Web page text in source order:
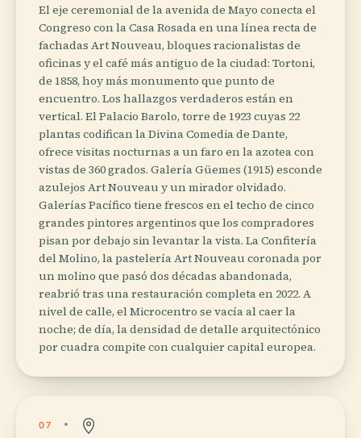
El eje ceremonial de la avenida de Mayo conecta el
Congreso con la Casa Rosada en una línea recta de
fachadas Art Nouveau, bloques racionalistas de
oficinas y el café más antiguo de la ciudad: Tortoni,
de 1858, hoy más monumento que punto de
encuentro. Los hallazgos verdaderos están en
vertical. El Palacio Barolo, torre de 1923 cuyas 22
plantas codifican la Divina Comedia de Dante,
ofrece visitas nocturnas a un faro en la azotea con
vistas de 360 grados. Galería Güemes (1915) esconde
azulejos Art Nouveau y un mirador olvidado.
Galerías Pacífico tiene frescos en el techo de cinco
grandes pintores argentinos que los compradores
pisan por debajo sin levantar la vista. La Confitería
del Molino, la pastelería Art Nouveau coronada por
un molino que pasó dos décadas abandonada,
reabrió tras una restauración completa en 2022. A
nivel de calle, el Microcentro se vacía al caer la
noche; de día, la densidad de detalle arquitectónico
por cuadra compite con cualquier capital europea.
07